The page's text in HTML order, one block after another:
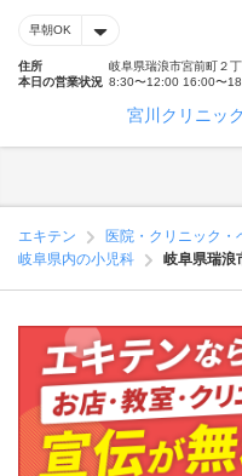
早朝OK
住所
岐阜県瑞浪市宮前町２
本日の営業状況 8:30〜12:00 16:00〜
宮川クリニッ
エキテン 医院・クリニック・
岐阜県内の小児科
岐阜県瑞浪